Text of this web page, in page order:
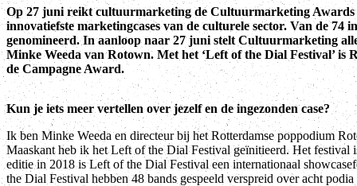
Op 27 juni reikt cultuurmarketing de Cultuurmarketing Awards
innovatiefste marketingcases van de culturele sector. Van de 74
genomineerd. In aanloop naar 27 juni stelt Cultuurmarketing
Minke Weeda van Rotown. Met het ‘Left of the Dial Festival’ is
de Campagne Award.
Kun je iets meer vertellen over jezelf en de ingezonden case?
Ik ben Minke Weeda en directeur bij het Rotterdamse poppodium
Maaskant heb ik het Left of the Dial Festival geïnitieerd. Het festival
editie in 2018 is Left of the Dial Festival een internationaal
the Dial Festival hebben 48 bands gespeeld verspreid over acht